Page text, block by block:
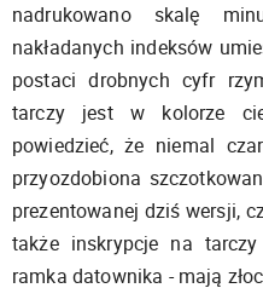
nadrukowano skalę
nakładanych indeksów
postaci drobnych cyfr
tarczy jest w kolorze
powiedzieć, że niemal
przyozdobiona
prezentowanej dziś wersji,
także inskrypcje na
ramka datownika - mają